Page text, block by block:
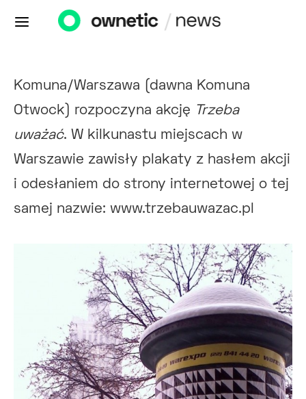
Komuna/Warszawa (dawna Komuna
Otwock) rozpoczyna akcję
Trzeba
uważać. W kilkunastu miejscach w
Warszawie zawisły plakaty z hasłem akcji
i odesłaniem do strony internetowej o tej
samej nazwie: www.trzebauwazac.pl